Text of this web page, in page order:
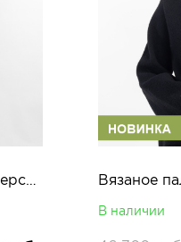
Трикотажное пальто из шерсти яка Лэсли
В наличии